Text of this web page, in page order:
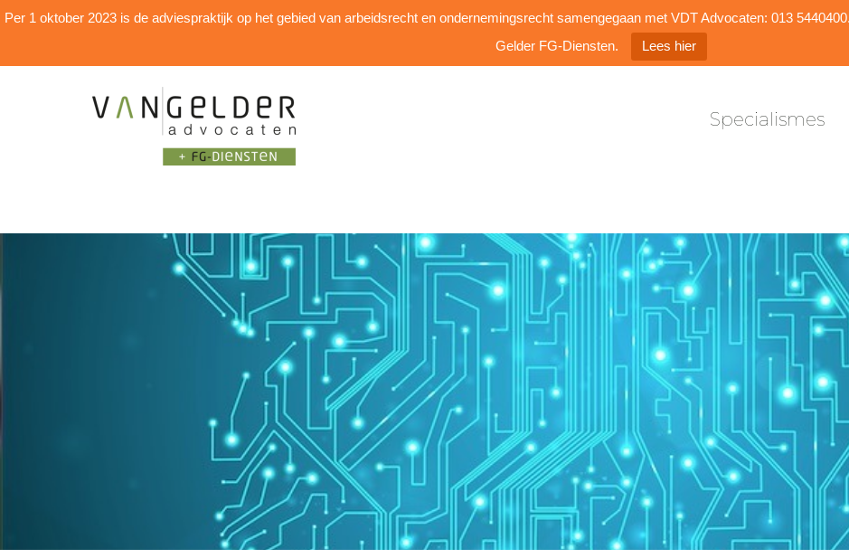
Per 1 oktober 2023 is de adviespraktijk op het gebied van arbeidsrecht en ondernemingsrecht samengegaan met VDT Advocaten: 013
Gelder FG-Diensten.
Lees hier
Specialismes